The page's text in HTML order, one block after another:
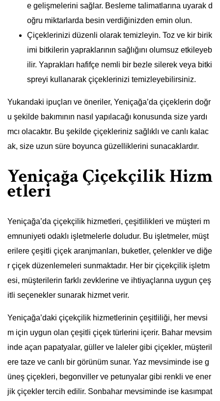
e gelişmelerini sağlar. Besleme talimatlarına uyarak d
oğru miktarlarda besin verdiğinizden emin olun.
Çiçeklerinizi düzenli olarak temizleyin. Toz ve kir birik
imi bitkilerin yapraklarının sağlığını olumsuz etkileyeb
ilir. Yaprakları hafifçe nemli bir bezle silerek veya bitki
spreyi kullanarak çiçeklerinizi temizleyebilirsiniz.
Yukarıdaki ipuçları ve öneriler, Yeniçağa’da çiçeklerin doğr
u şekilde bakımının nasıl yapılacağı konusunda size yardı
mcı olacaktır. Bu şekilde çiçekleriniz sağlıklı ve canlı kalac
ak, size uzun süre boyunca güzelliklerini sunacaklardır.
Yeniçağa Çiçekçilik Hizm
etleri
Yeniçağa’da çiçekçilik hizmetleri, çeşitlilikleri ve müşteri m
emnuniyeti odaklı işletmelerle doludur. Bu işletmeler, müşt
erilere çeşitli çiçek aranjmanları, buketler, çelenkler ve diğe
r çiçek düzenlemeleri sunmaktadır. Her bir çiçekçilik işletm
esi, müşterilerin farklı zevklerine ve ihtiyaçlarına uygun çeş
itli seçenekler sunarak hizmet verir.
Yeniçağa’daki çiçekçilik hizmetlerinin çeşitliliği, her mevsi
m için uygun olan çeşitli çiçek türlerini içerir. Bahar mevsim
inde açan papatyalar, güller ve laleler gibi çiçekler, müşteril
ere taze ve canlı bir görünüm sunar. Yaz mevsiminde ise g
üneş çiçekleri, begonviller ve petunyalar gibi renkli ve ener
jik çiçekler tercih edilir. Sonbahar mevsiminde ise kasımpat